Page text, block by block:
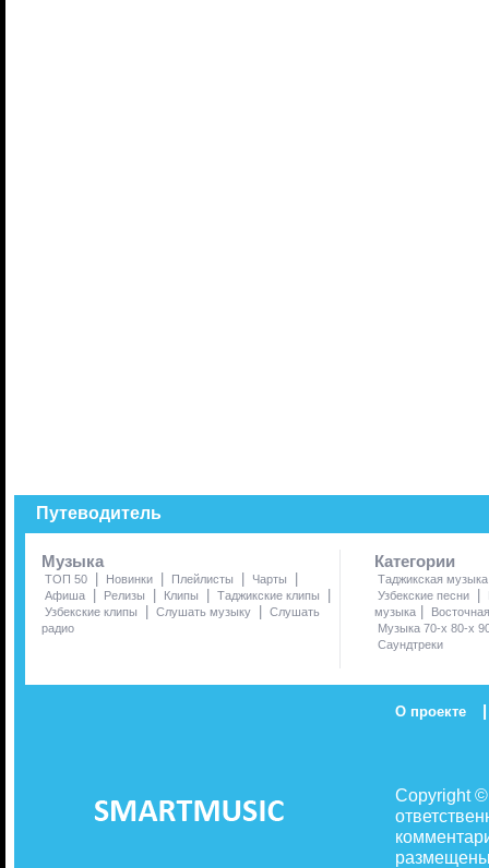
Путеводитель
Музыка
ТОП 50 | Новинки | Плейлисты | Чарты |
Афиша | Релизы | Клипы | Таджикские клипы |
Узбекские клипы | Слушать музыку | Слушать
радио
Категории
Таджикская музыка
Узбекские песни
|
музыка |
Музыка 70-х 80-х
Саундтреки
О проекте |
Copyright
размещены